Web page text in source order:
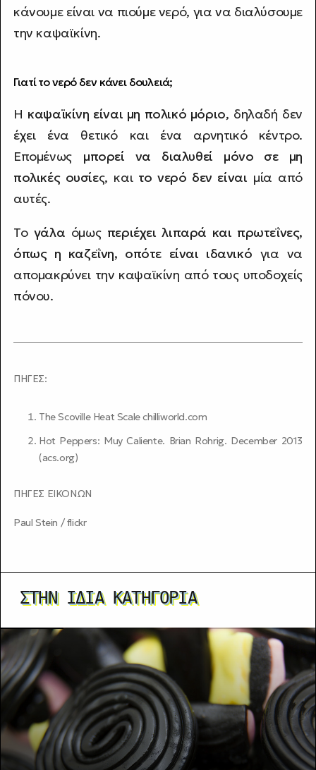
κάνουμε είναι να πιούμε νερό, για να διαλύσουμε
την καψαϊκίνη.
Γιατί το νερό δεν κάνει δουλειά;
Η καψαϊκίνη είναι μη πολικό μόριο, δηλαδή δεν
έχει ένα θετικό και ένα αρνητικό κέντρο.
Επομένως μπορεί να διαλυθεί μόνο σε μη
πολικές ουσίες, καιτο νερό δεν είναι μία από
αυτές.
Το γάλα όμως περιέχει λιπαρά και πρωτεΐνες,
όπως η καζεΐνη, οπότε είναι ιδανικό για να
απομακρύνει την καψαϊκίνη από τους υποδοχείς
πόνου.
ΠΗΓΕΣ:
The Scoville Heat Scalechilliworld.com
Hot Peppers: Muy Caliente. Brian Rohrig. December 2013
(acs.org)
ΠΗΓΕΣ ΕΙΚΟΝΩΝ
Paul Stein / flickr
ΣΤΗΝ ΊΔΙΑ ΚΑΤΗΓΟΡΊΑ